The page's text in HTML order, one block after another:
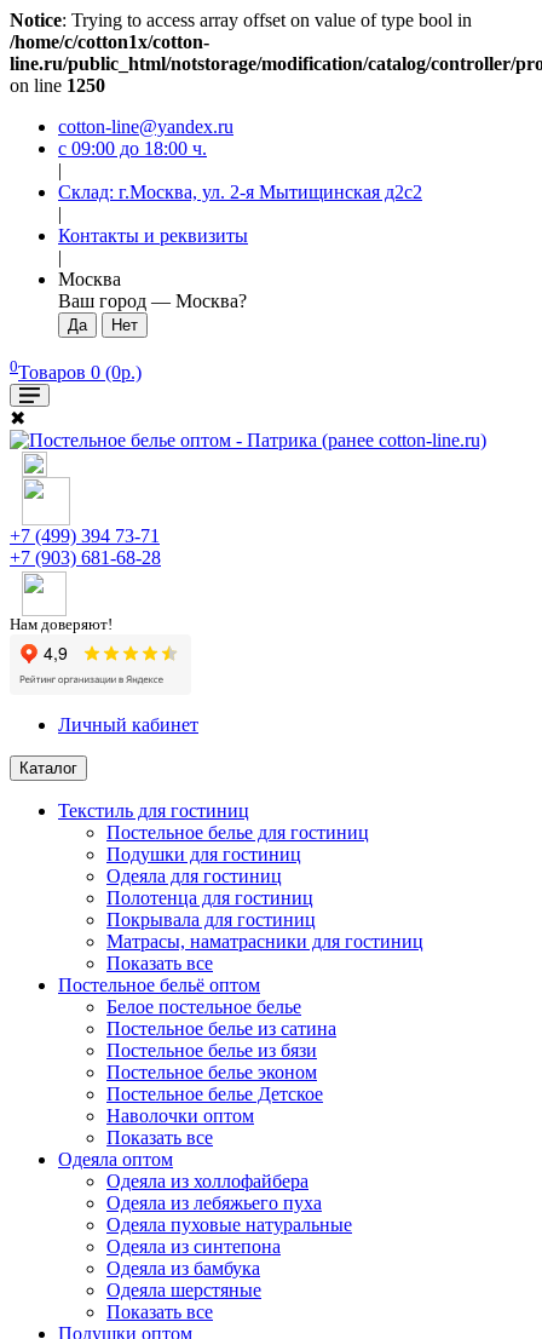
Notice: Trying to access array offset on value of type bool in
/home/c/cotton1x/cotton-
line.ru/public_html/notstorage/modification/catalog/controller/
on line 1250
cotton-line@yandex.ru
с 09:00 до 18:00 ч.
|
Склад: г.Москва, ул. 2-я Мытищинская д2с2
|
Контакты и реквизиты
|
Москва
Ваш город — Москва?
0Товаров 0 (0р.)
✖
+7 (499) 394 73-71
+7 (903) 681-68-28
Нам доверяют!
Личный кабинет
Каталог
Текстиль для гостиниц
Постельное белье для гостиниц
Подушки для гостиниц
Одеяла для гостиниц
Полотенца для гостиниц
Покрывала для гостиниц
Матрасы, наматрасники для гостиниц
Показать все
Постельное бельё оптом
Белое постельное белье
Постельное белье из сатина
Постельное белье из бязи
Постельное белье эконом
Постельное белье Детское
Наволочки оптом
Показать все
Одеяла оптом
Одеяла из холлофайбера
Одеяла из лебяжьего пуха
Одеяла пуховые натуральные
Одеяла из синтепона
Одеяла из бамбука
Одеяла шерстяные
Показать все
Подушки оптом